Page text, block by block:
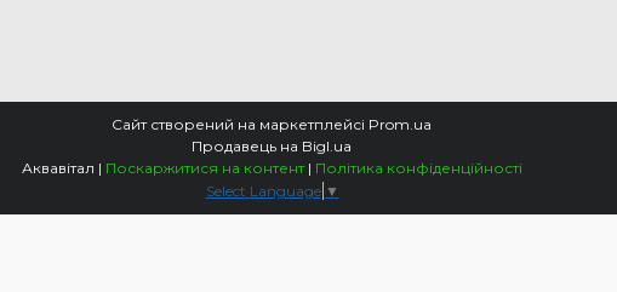
Сайт створений на маркетплейсі Prom.ua
Продавець на Bigl.ua
Аквавітал | Поскаржитися на контент | Політика конфіденційності
Select Language ▼